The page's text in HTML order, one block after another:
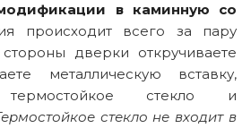
в каминную со
происходит всего за пару
дверки откручиваете
металлическую вставку,
термостойкое стекло и
стекло не входит в